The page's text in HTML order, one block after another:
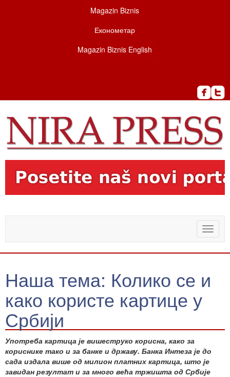
Magazin Biznis
Економетар
Magazin Biznis English
Toggle
Наша тема: Колико се и
како користе картице у
Србији
Употреба картица је вишеструко корисна, како за
кориснике тако и за банке и државу. Банка Интеза је до
сада издала више од милион платних картица, што је
завидан резултат и за много већа тржишта од Србије